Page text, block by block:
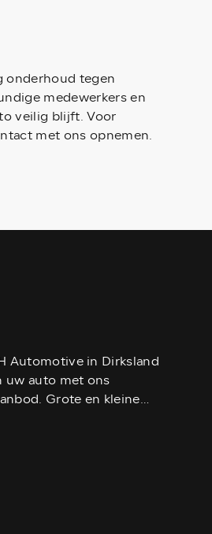
onderhoud tegen
medewerkers en
veilig blijft. Voor
met ons opnemen.
Automotive in Dirksland
uw auto met ons
Grote en kleine